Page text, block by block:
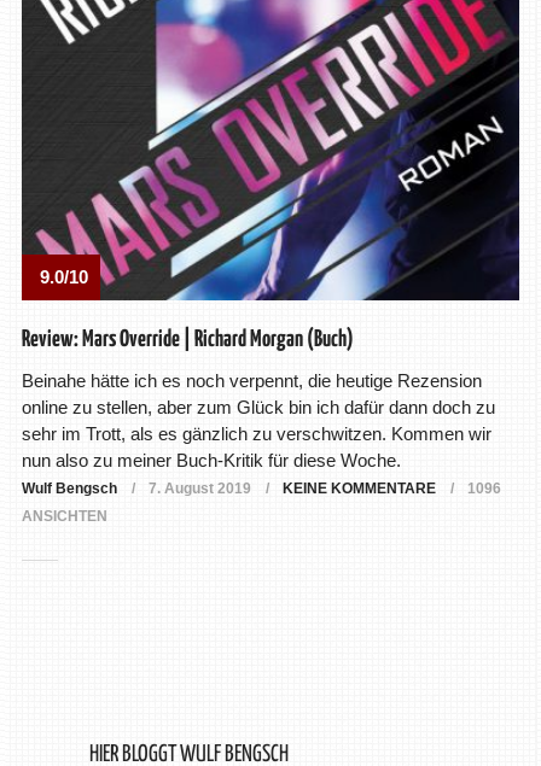
9.0/10
Review: Mars Override | Richard Morgan (Buch)
Beinahe hätte ich es noch verpennt, die heutige Rezension
online zu stellen, aber zum Glück bin ich dafür dann doch zu
sehr im Trott, als es gänzlich zu verschwitzen. Kommen wir
nun also zu meiner Buch-Kritik für diese Woche.
Wulf Bengsch 7. August 2019 KEINE KOMMENTARE
1096
ANSICHTEN
HIER BLOGGT WULF BENGSCH